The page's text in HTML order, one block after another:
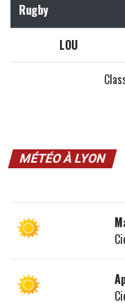
Rugby
LOU
MÉTÉO À LYON